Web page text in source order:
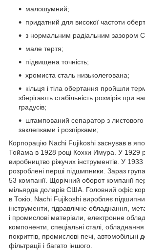
малошумний;
придатний для високої частоти
з нормальним радіальним зазором
мале тертя;
підвищена точність;
хромиста сталь низьколегована;
кільця і тіла обертання пройшли
зберігають стабільність розмірів при
градусів;
штампований сепаратор з
заклепками і розпірками;
Корпорацію Nachi Fujikoshi заснував в
Тойама в 1928 році Кохки Имура. У 1929
виробництво ріжучих інструментів. У 1933
розроблені перші підшипники. Зараз
53 компанії. Щорічний оборот компанії
мільярда доларів США. Головний офіс
в Токіо. Nachi Fujikoshi виробляє
інструменти, гідравлічне обладнання,
і промислові матеріали, електронне
компоненти, спеціальні сталі,
покриттів, промислові печі, автомобільні
фільтрації і багато іншого.